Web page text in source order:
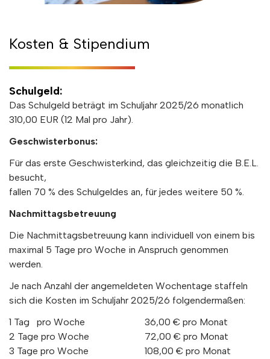
Kosten & Stipendium
Schulgeld:
Das Schulgeld beträgt im Schuljahr 2025/26 monatlich
310,00 EUR (12 Mal pro Jahr).
Geschwisterbonus:
Für das erste Geschwisterkind, das gleichzeitig die B.E.L.
besucht,
fallen 70 % des Schulgeldes an, für jedes weitere 50 %.
Nachmittagsbetreuung
Die Nachmittagsbetreuung kann individuell von einem bis
maximal 5 Tage pro Woche in Anspruch genommen
werden.
Je nach Anzahl der angemeldeten Wochentage staffeln
sich die Kosten im Schuljahr 2025/26 folgendermaßen:
1 Tag pro Woche
36,00 € pro Monat
2 Tage pro Woche
72,00 € pro Monat
3 Tage pro Woche
108,00 € pro Monat